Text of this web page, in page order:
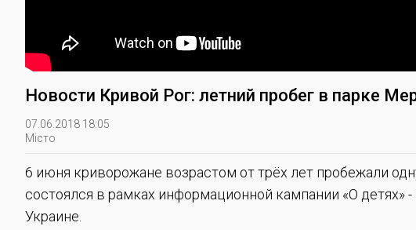
Новости Кривой Рог: летний пробег в парке
07.06.2018 18:05
Місто
6 июня криворожане возрастом от трёх лет пробежали
состоялся в рамках информационной кампании «О
Украине.